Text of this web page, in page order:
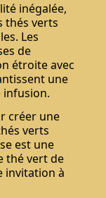
inégalée,
thés verts
Les
de
étroite avec
une
infusion.
créer une
verts
est une
thé vert de
invitation àNe pas montrer de nouveau.